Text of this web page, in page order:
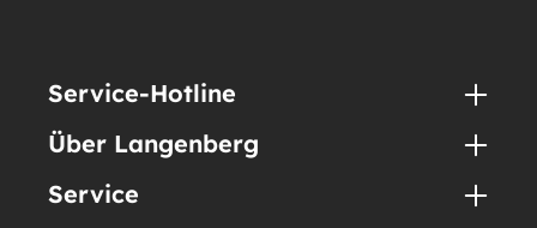
Service-Hotline
Über Langenberg
Service